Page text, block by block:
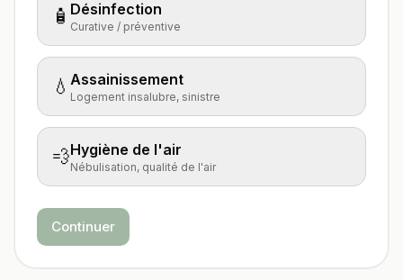
🧴 Désinfection
Curative / préventive
💧 Assainissement
Logement insalubre, sinistre
💨Hygiène de l'air
Nébulisation, qualité de l'air
Continuer